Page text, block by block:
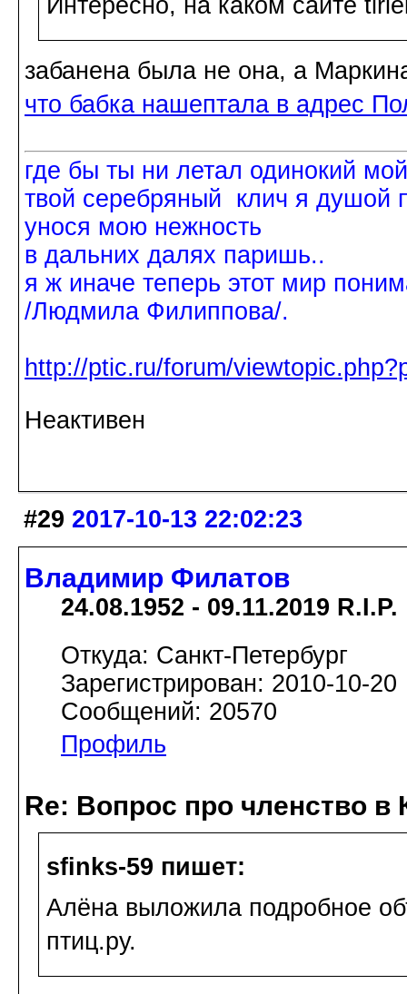
Интересно, на каком сайте
забанена была не она, а
что бабка нашептала в адрес
где бы ты ни летал одинокий
твой серебряный клич я душой
унося мою нежность
в дальних далях паришь..
я ж иначе теперь этот мир
/Людмила Филиппова/.
http://ptic.ru/forum/
Неактивен
#29 2017-10-13 22:02:23
Владимир Филатов
24.08.1952 - 09.11.2019 R.I.P.
Откуда: Санкт-Петербург
Зарегистрирован: 2010-10-20
Сообщений: 20570
Профиль
Re: Вопрос про членство в
sfinks-59 пишет:
Алёна выложила подробное
птиц.ру.